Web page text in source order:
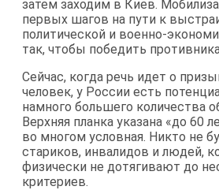
затем заходим в Киев.
первых шагов на пути к
политической и военно-
так, чтобы победить
Сейчас, когда речь идет о
человек, у России есть
намного большего количества
Верхняя планка указана «до 60
во многом условная. Никто не
стариков, инвалидов и людей,
физически не дотягивают до
критериев.